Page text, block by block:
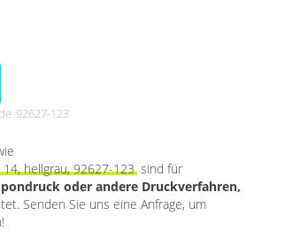
92627-123
14, hellgrau, 92627-123 sind für
oder andere Druckverfahren,
Senden Sie uns eine Anfrage, um